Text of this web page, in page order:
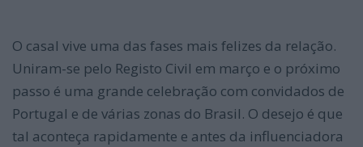
O casal vive uma das fases mais felizes da relação.
Uniram-se pelo Registo Civil em março e o próximo
passo é uma grande celebração com convidados de
Portugal e de várias zonas do Brasil. O desejo é que
tal aconteça rapidamente e antes da influenciadora